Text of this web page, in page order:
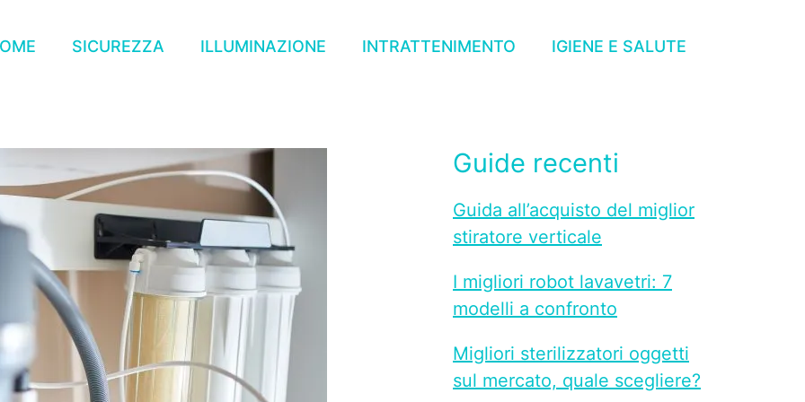
SICUREZZA ILLUMINAZIONE INTRATTENIMENTO IGIENE E SALUTE
Guide recenti
Guida all’acquisto del miglior
stiratore verticale
I migliori robot lavavetri: 7
modelli a confronto
Migliori sterilizzatori oggetti
sul mercato, quale scegliere?